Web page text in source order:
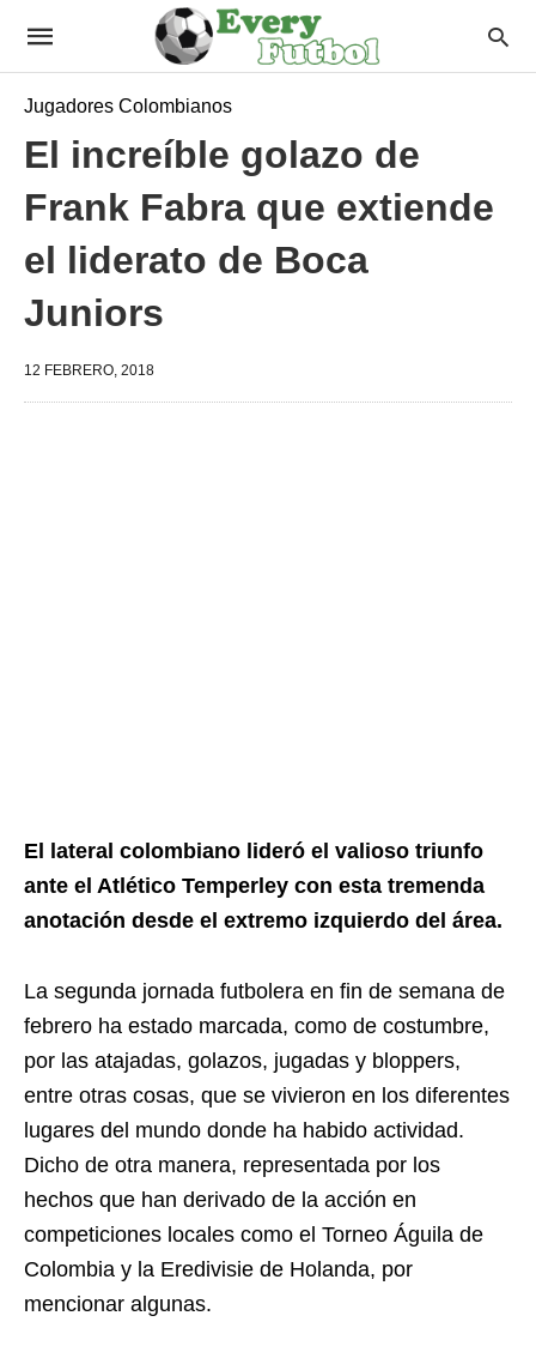
Jugadores Colombianos
El increíble golazo de
Frank Fabra que extiende
el liderato de Boca
Juniors
12 FEBRERO, 2018
El lateral colombiano lideró el valioso triunfo
ante el Atlético Temperley con esta tremenda
anotación desde el extremo izquierdo del área.
La segunda jornada futbolera en fin de semana de
febrero ha estado marcada, como de costumbre,
por las atajadas, golazos, jugadas y bloppers,
entre otras cosas, que se vivieron en los diferentes
lugares del mundo donde ha habido actividad.
Dicho de otra manera, representada por los
hechos que han derivado de la acción en
competiciones locales como el Torneo Águila de
Colombia y la Eredivisie de Holanda, por
mencionar algunas.